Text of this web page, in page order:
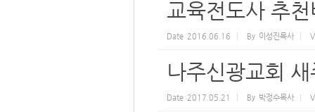
교육전도사 추
Date 2016.06.16 By 이성진목사
나주신광교회
Date 2017.05.21 By 박정수목사